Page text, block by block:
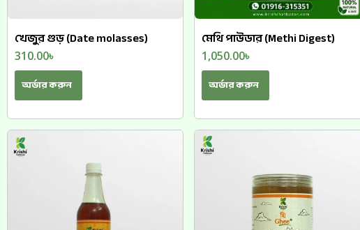
খেজুর গুড় (Date molasses)
310.00৳
অর্ডার করুন
মেথি পাউডার (Methi Digest)
1,050.00৳
অর্ডার করুন